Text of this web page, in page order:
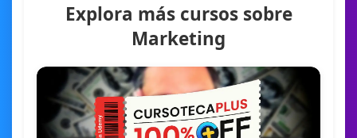
Explora más cursos sobre
Marketing